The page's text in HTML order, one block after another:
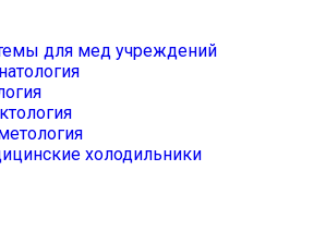
для мед учреждений
холодильники